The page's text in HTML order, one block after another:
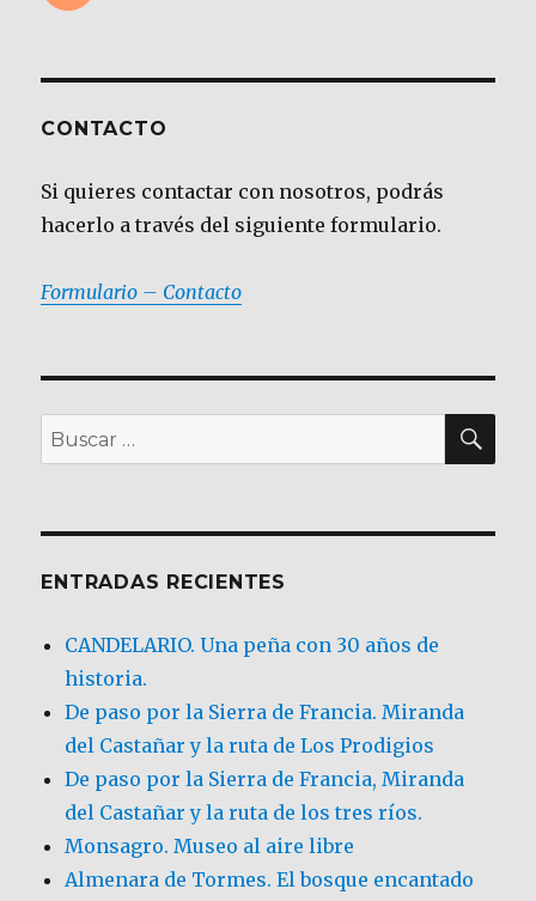
CONTACTO
Si quieres contactar con nosotros, podrás
hacerlo a través del siguiente formulario.
Formulario – Contacto
Buscar
por:
ENTRADAS RECIENTES
CANDELARIO. Una peña con 30 años de
historia.
De paso por la Sierra de Francia. Miranda
del Castañar y la ruta de Los Prodigios
De paso por la Sierra de Francia, Miranda
del Castañar y la ruta de los tres ríos.
Monsagro. Museo al aire libre
Almenara de Tormes. El bosque encantado